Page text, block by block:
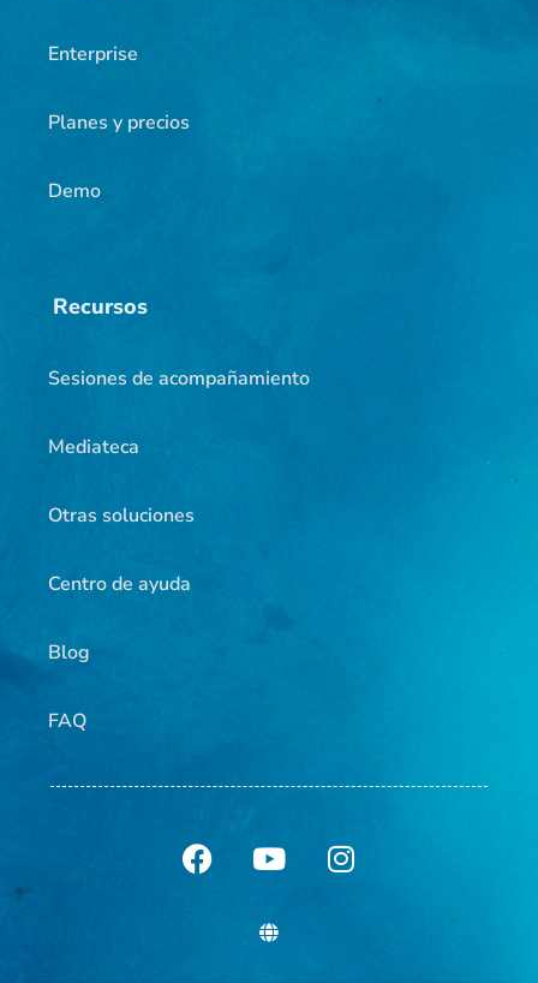
Enterprise
Planes y precios
Demo
Recursos
Sesiones de acompañamiento
Mediateca
Otras soluciones
Centro de ayuda
Blog
FAQ